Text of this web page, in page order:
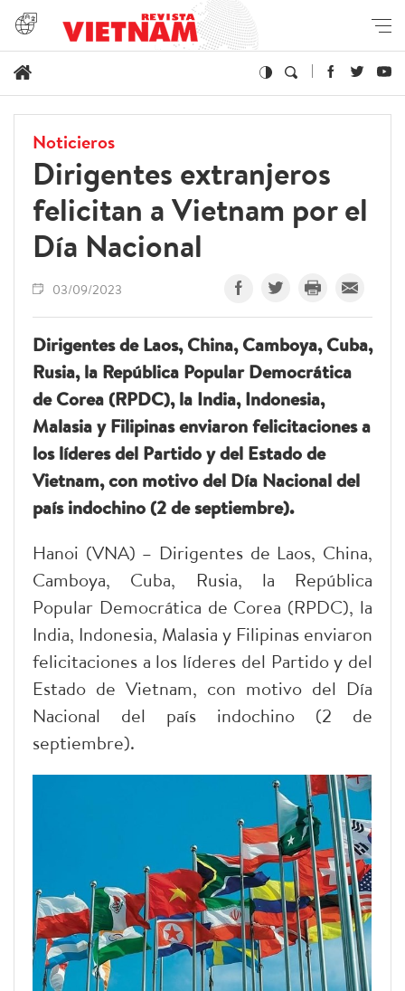
Noticieros
Dirigentes extranjeros
felicitan a Vietnam por el
Día Nacional
03/09/2023
Dirigentes de Laos, China, Camboya, Cuba,
Rusia, la República Popular Democrática
de Corea (RPDC), la India, Indonesia,
Malasia y Filipinas enviaron felicitaciones a
los líderes del Partido y del Estado de
Vietnam, con motivo del Día Nacional del
país indochino (2 de septiembre).
Hanoi (VNA) – Dirigentes de Laos, China,
Camboya, Cuba, Rusia, la República
Popular Democrática de Corea (RPDC), la
India, Indonesia, Malasia y Filipinas enviaron
felicitaciones a los líderes del Partido y del
Estado de Vietnam, con motivo del Día
Nacional del país indochino (2 de
septiembre).